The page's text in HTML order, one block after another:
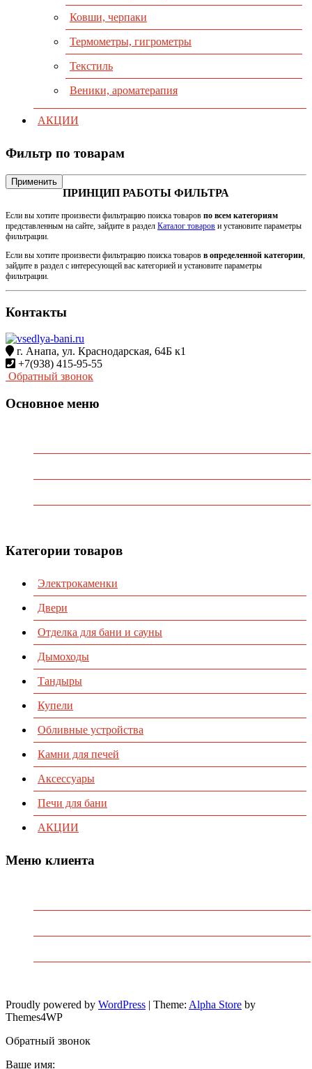
Ковши, черпаки
Термометры, гигрометры
Текстиль
Веники, ароматерапия
АКЦИИ
Фильтр по товарам
Применить
ПРИНЦИП РАБОТЫ ФИЛЬТРА
Если вы хотите произвести фильтрацию поиска товаров по всем категориям
представленным на сайте, зайдите в раздел Каталог товаров и установите параметры
фильтрации.
Если вы хотите произвести фильтрацию поиска товаров в определенной категории,
зайдите в раздел с интересующей вас категорией и установите параметры
фильтрации.
Контакты
г. Анапа, ул. Краснодарская, 64Б к1
+7(938) 415-95-55
Обратный звонок
Основное меню
Категории товаров
Электрокаменки
Двери
Отделка для бани и сауны
Дымоходы
Тандыры
Купели
Обливные устройства
Камни для печей
Аксессуары
Печи для бани
АКЦИИ
Меню клиента
Proudly powered by WordPress | Theme: Alpha Store by
Themes4WP
Обратный звонок
Ваше имя: